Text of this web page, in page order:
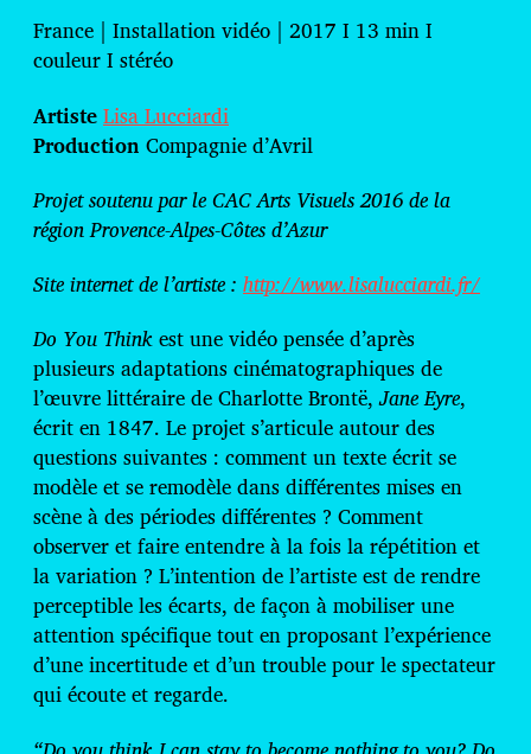
e
d
e
u
b
i
c
a
i
n
France | Installation vidéo | 2017 I 13 min I
couleur I stéréo
ArtisteLisa Lucciardi
Production Compagnie d’Avril
Projet soutenu par le CAC Arts Visuels 2016 de la
région Provence-Alpes-Côtes d’Azur
Site internet de l’artiste : http://www.lisalucciardi.fr/
Do You Thinkest une vidéo pensée d’après
plusieurs adaptations cinématographiques de
l’œuvre littéraire de Charlotte Brontë,Jane Eyre,
écrit en 1847. Le projet s’articule autour des
questions suivantes : comment un texte écrit se
modèle et se remodèle dans différentes mises en
scène à des périodes différentes ? Comment
observer et faire entendre à la fois la répétition et
la variation ? L’intention de l’artiste est de rendre
perceptible les écarts, de façon à mobiliser une
attention spécifique tout en proposant l’expérience
d’une incertitude et d’un trouble pour le spectateur
qui écoute et regarde.